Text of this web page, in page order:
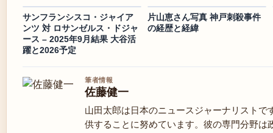
サンフランシスコ・ジャイア
ンツ 対 ロサンゼルス・ドジャ
ース – 2025年9月結果 大谷活
躍と2026予定
片山恵さん写真 神戸刺殺事件
の経歴と経緯
筆者情報
佐藤健一
山田太郎は日本のニュースジャーナリスト
供することに努めています。彼の専門分野は